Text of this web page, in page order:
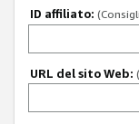
ID affiliato:
URL del sito Web: